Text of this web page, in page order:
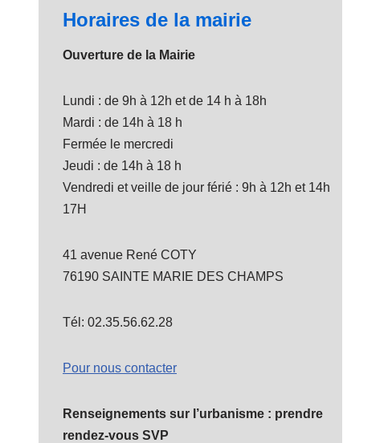
Horaires de la mairie
Ouverture de la Mairie
Lundi : de 9h à 12h et de 14 h à 18h
Mardi : de 14h à 18 h
Fermée le mercredi
Jeudi : de 14h à 18 h
Vendredi et veille de jour férié : 9h à 12h et 14h
17H
41 avenue René COTY
76190 SAINTE MARIE DES CHAMPS
Tél: 02.35.56.62.28
Pour nous contacter
Renseignements sur l’urbanisme : prendre
rendez-vous SVP